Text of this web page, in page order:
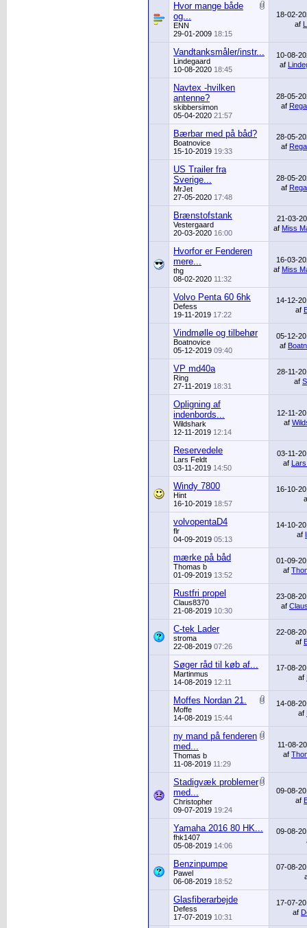
Hvor mange både
og...
ENN
29-01-2009 18:15
18-02-
af
Vandtanksmåler/instr...
Lindegaard
10-08-2020 18:45
10-08-
af
Navtex -hvilken
antenne?
skibbersimon
05-04-2020 21:57
28-05-
af
Bærbar med på båd?
Boatnovice
15-10-2019 19:33
28-05-
af
US Trailer fra
Sverige...
MrJet
27-05-2020 17:48
28-05-
af
Brænstofstank
Vestergaard
20-03-2020 16:00
21-03-
af Miss
Hvorfor er Fenderen
mere...
thg
08-02-2020 11:32
16-03-
af Miss
Volvo Penta 60 6hk
Defess
19-11-2019 17:22
14-12-
af
Vindmølle og tilbehør
Boatnovice
05-12-2019 09:40
05-12-
af
VP md40a
Ring
27-11-2019 18:31
28-11-
af
Opligning af
indenbords...
Wildshark
12-11-2019 12:14
12-11-
af
Reservedele
Lars Feldt
03-11-2019 14:50
03-11-
af
Windy 7800
Hint
16-10-2019 18:57
16-10-
volvopentaD4
flr
04-09-2019 05:13
14-10-
af
mærke på båd
Thomas b
01-09-2019 13:52
01-09-
af
Rustfri propel
Claus8370
21-08-2019 10:30
23-08-
af
C-tek Lader
stroma
22-08-2019 07:26
22-08-
af
Søger råd til køb af...
Martinmus
14-08-2019 12:11
17-08-
af
Moffes Nordan 21.
Moffe
14-08-2019 15:44
14-08-
af
ny mand på fenderen
med...
Thomas b
11-08-2019 11:29
11-08-
af
Stadigvæk problemer
med...
Christopher
09-07-2019 19:24
09-08-
af
Yamaha 2016 80 HK...
fhk1407
05-08-2019 14:06
09-08-
Benzinpumpe
Pawel
06-08-2019 18:52
07-08-
Glasfiberarbejde
Defess
17-07-2019 10:31
17-07-
af